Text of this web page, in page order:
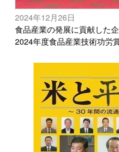
2024年12月26日
食品産業の発展に貢献した
2024年度食品産業技術功労